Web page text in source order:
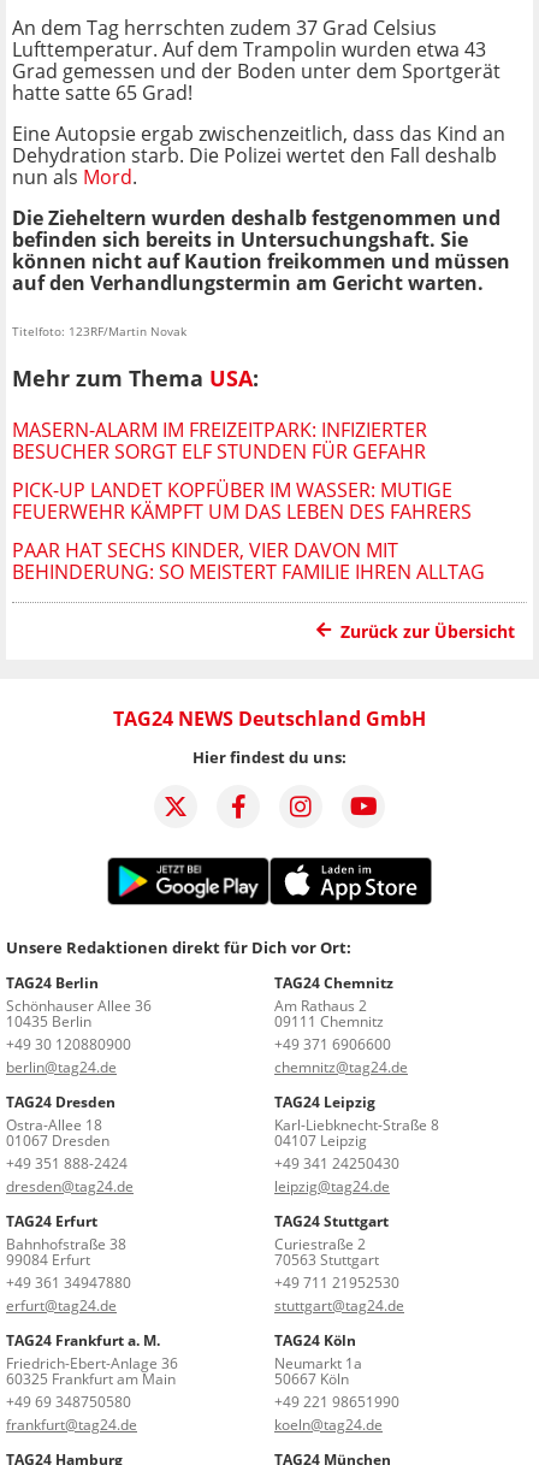
An dem Tag herrschten zudem 37 Grad Celsius
Lufttemperatur. Auf dem Trampolin wurden etwa 43
Grad gemessen und der Boden unter dem Sportgerät
hatte satte 65 Grad!
Eine Autopsie ergab zwischenzeitlich, dass das Kind an
Dehydration starb. Die Polizei wertet den Fall deshalb
nun als Mord.
Die Zieheltern wurden deshalb festgenommen und
befinden sich bereits in Untersuchungshaft. Sie
können nicht auf Kaution freikommen und müssen
auf den Verhandlungstermin am Gericht warten.
Titelfoto: 123RF/Martin Novak
Mehr zum Thema USA:
MASERN-ALARM IM FREIZEITPARK: INFIZIERTER
BESUCHER SORGT ELF STUNDEN FÜR GEFAHR
PICK-UP LANDET KOPFÜBER IM WASSER: MUTIGE
FEUERWEHR KÄMPFT UM DAS LEBEN DES FAHRERS
PAAR HAT SECHS KINDER, VIER DAVON MIT
BEHINDERUNG: SO MEISTERT FAMILIE IHREN ALLTAG
Zurück zur Übersicht
TAG24 NEWS Deutschland GmbH
Hier findest du uns:
Unsere Redaktionen direkt für Dich vor Ort:
TAG24 Berlin
Schönhauser Allee 36
10435 Berlin
+49 30 120880900
berlin@tag24.de
TAG24 Chemnitz
Am Rathaus 2
09111 Chemnitz
+49 371 6906600
chemnitz@tag24.de
TAG24 Dresden
Ostra-Allee 18
01067 Dresden
+49 351 888-2424
dresden@tag24.de
TAG24 Leipzig
Karl-Liebknecht-Straße 8
04107 Leipzig
+49 341 24250430
leipzig@tag24.de
TAG24 Erfurt
Bahnhofstraße 38
99084 Erfurt
+49 361 34947880
erfurt@tag24.de
TAG24 Stuttgart
Curiestraße 2
70563 Stuttgart
+49 711 21952530
stuttgart@tag24.de
TAG24 Frankfurt a. M.
Friedrich-Ebert-Anlage 36
60325 Frankfurt am Main
+49 69 348750580
frankfurt@tag24.de
TAG24 Köln
Neumarkt 1a
50667 Köln
+49 221 98651990
koeln@tag24.de
TAG24 Hamburg
TAG24 München